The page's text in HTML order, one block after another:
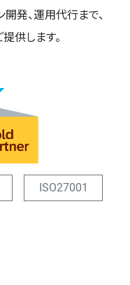
開発、運用代行まで、
供します。
ISO27001